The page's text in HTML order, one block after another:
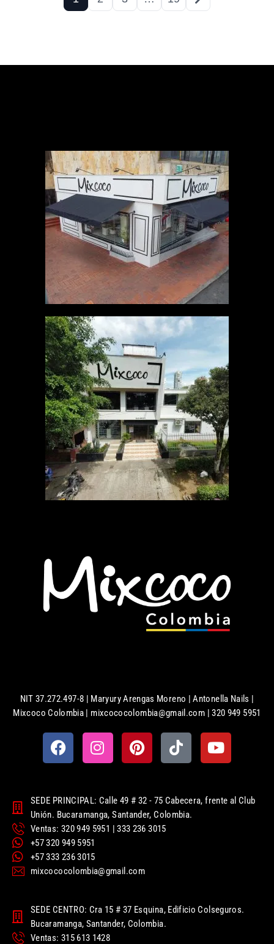
NIT 37.272.497-8 | Maryury Arengas Moreno | Antonella Nails |
Mixcoco Colombia | mixcococolombia@gmail.com | 320 949 5951
SEDE PRINCIPAL: Calle 49 # 32 - 75 Cabecera, frente al Club
Unión. Bucaramanga, Santander, Colombia.
Ventas: 320 949 5951 | 333 236 3015
+57 320 949 5951
+57 333 236 3015
mixcococolombia@gmail.com
SEDE CENTRO: Cra 15 # 37 Esquina, Edificio Colseguros.
Bucaramanga, Santander, Colombia.
Ventas: 315 613 1428